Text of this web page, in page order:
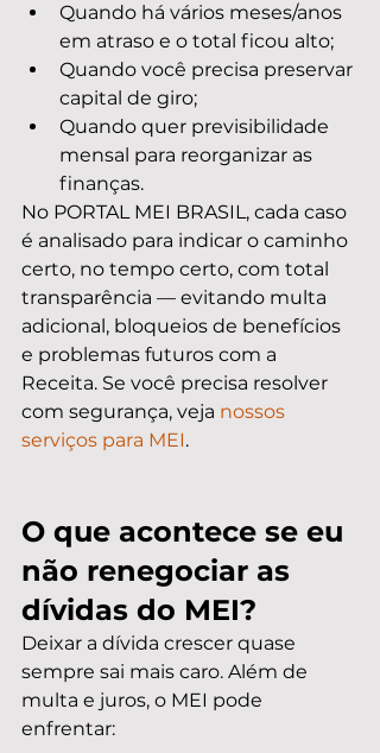
Quando há vários meses/anos
em atraso e o total ficou alto;
Quando você precisa preservar
capital de giro;
Quando quer previsibilidade
mensal para reorganizar as
finanças.
No PORTAL MEI BRASIL, cada caso
é analisado para indicar o caminho
certo, no tempo certo, com total
transparência — evitando multa
adicional, bloqueios de benefícios
e problemas futuros com a
Receita. Se você precisa resolver
com segurança, veja nossos
serviços para MEI.
O que acontece se eu
não renegociar as
dívidas do MEI?
Deixar a dívida crescer quase
sempre sai mais caro. Além de
multa e juros, o MEI pode
enfrentar: